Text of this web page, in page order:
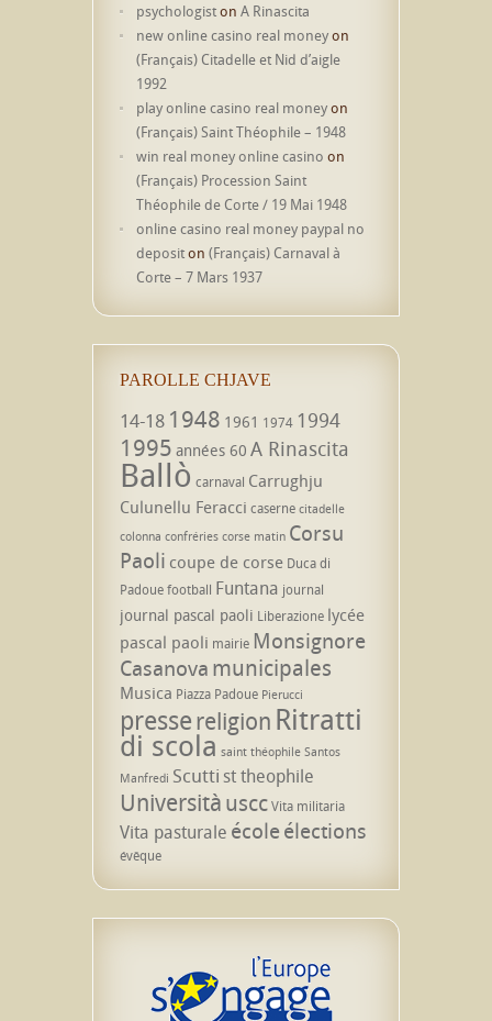
psychologiston A Rinascita
new online casino real moneyon
(Français) Citadelle et Nid d’aigle
1992
play online casino real moneyon
(Français) Saint Théophile – 1948
win real money online casino on
(Français) Procession Saint
Théophile de Corte / 19 Mai 1948
online casino real money paypal no
depositon (Français) Carnaval à
Corte – 7 Mars 1937
PAROLLE CHJAVE
14-18 1948 1961 1974 1994
1995 années 60 A Rinascita
Ballò carnaval Carrughju
Culunellu Feracci caserne citadelle
colonna confréries corse matin Corsu
Paoli coupe de corse Duca di
Padouefootball Funtana journal
journal pascal paoli Liberazione lycée
pascal paoli mairie Monsignore
Casanova municipales
Musica Piazza Padoue Pierucci
pressereligion Ritratti
di scola saint théophile Santos
Manfredi Scuttist theophile
UniversitàusccVita militaria
Vita pasturale écoleélections
évêque